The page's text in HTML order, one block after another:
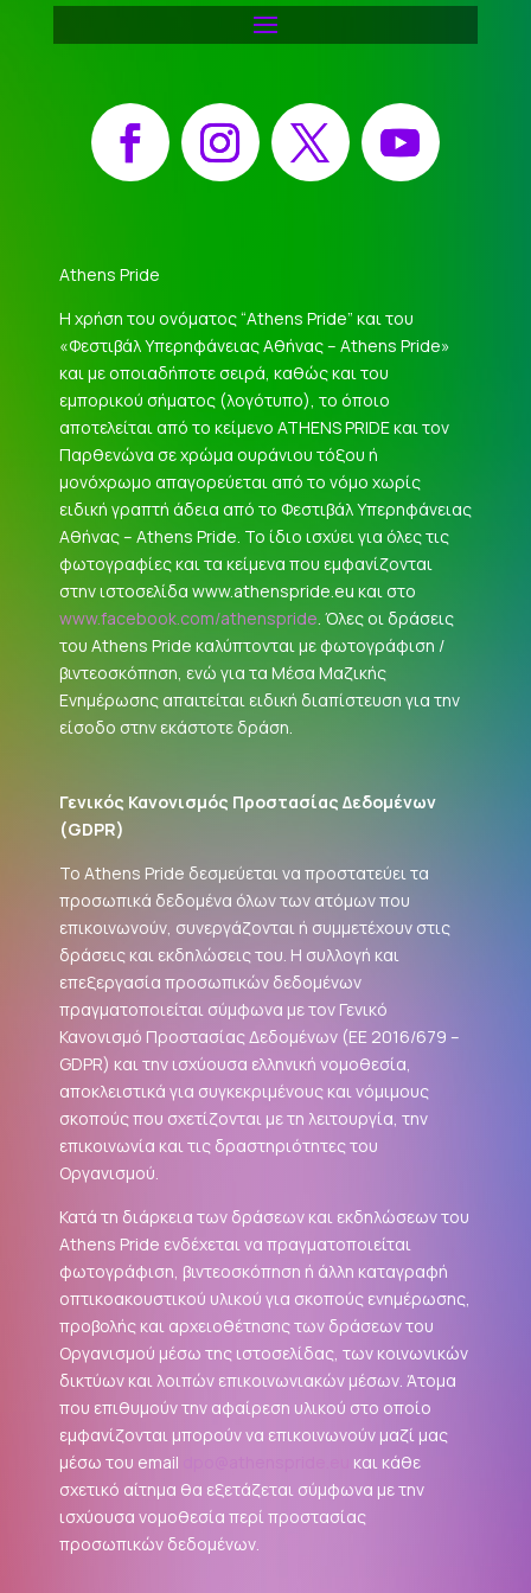
Facebook Instagram X YouTube
Athens Pride
Η χρήση του ονόματος “Athens Pride” και του
«Φεστιβάλ Υπερηφάνειας Αθήνας – Athens Pride»
και με οποιαδήποτε σειρά, καθώς και του
εμπορικού σήματος (λογότυπο), το όποιο
αποτελείται από το κείμενο ATHENS PRIDE και τον
Παρθενώνα σε χρώμα ουράνιου τόξου ή
μονόχρωμο απαγορεύεται από το νόμο χωρίς
ειδική γραπτή άδεια από το Φεστιβάλ Υπερηφάνειας
Αθήνας – Athens Pride. Το ίδιο ισχύει για όλες τις
φωτογραφίες και τα κείμενα που εμφανίζονται
στην ιστοσελίδα www.athenspride.eu και στο
www.facebook.com/athenspride. Όλες οι δράσεις
του Athens Pride καλύπτονται με φωτογράφιση /
βιντεοσκόπηση, ενώ για τα Μέσα Μαζικής
Ενημέρωσης απαιτείται ειδική διαπίστευση για την
είσοδο στην εκάστοτε δράση.
Γενικός Κανονισμός Προστασίας Δεδομένων
(GDPR)
Το Athens Pride δεσμεύεται να προστατεύει τα
προσωπικά δεδομένα όλων των ατόμων που
επικοινωνούν, συνεργάζονται ή συμμετέχουν στις
δράσεις και εκδηλώσεις του. Η συλλογή και
επεξεργασία προσωπικών δεδομένων
πραγματοποιείται σύμφωνα με τον Γενικό
Κανονισμό Προστασίας Δεδομένων (ΕΕ 2016/679 –
GDPR) και την ισχύουσα ελληνική νομοθεσία,
αποκλειστικά για συγκεκριμένους και νόμιμους
σκοπούς που σχετίζονται με τη λειτουργία, την
επικοινωνία και τις δραστηριότητες του
Οργανισμού.
Κατά τη διάρκεια των δράσεων και εκδηλώσεων του
Athens Pride ενδέχεται να πραγματοποιείται
φωτογράφιση, βιντεοσκόπηση ή άλλη καταγραφή
οπτικοακουστικού υλικού για σκοπούς ενημέρωσης,
προβολής και αρχειοθέτησης των δράσεων του
Οργανισμού μέσω της ιστοσελίδας, των κοινωνικών
δικτύων και λοιπών επικοινωνιακών μέσων. Άτομα
που επιθυμούν την αφαίρεση υλικού στο οποίο
εμφανίζονται μπορούν να επικοινωνούν μαζί μας
μέσω του email
και κάθε
σχετικό αίτημα θα εξετάζεται σύμφωνα με την
ισχύουσα νομοθεσία περί προστασίας
προσωπικών δεδομένων.